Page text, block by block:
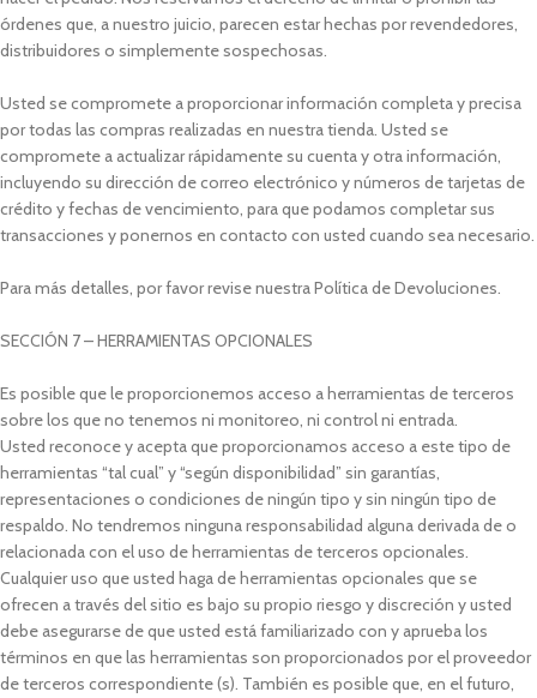
órdenes que, a nuestro juicio, parecen estar hechas por revendedores,
distribuidores o simplemente sospechosas.
Usted se compromete a proporcionar información completa y precisa
por todas las compras realizadas en nuestra tienda. Usted se
compromete a actualizar rápidamente su cuenta y otra información,
incluyendo su dirección de correo electrónico y números de tarjetas de
crédito y fechas de vencimiento, para que podamos completar sus
transacciones y ponernos en contacto con usted cuando sea necesario.
Para más detalles, por favor revise nuestra Política de Devoluciones.
SECCIÓN 7 – HERRAMIENTAS OPCIONALES
Es posible que le proporcionemos acceso a herramientas de terceros
sobre los que no tenemos ni monitoreo, ni control ni entrada.
Usted reconoce y acepta que proporcionamos acceso a este tipo de
herramientas “tal cual” y “según disponibilidad” sin garantías,
representaciones o condiciones de ningún tipo y sin ningún tipo de
respaldo. No tendremos ninguna responsabilidad alguna derivada de o
relacionada con el uso de herramientas de terceros opcionales.
Cualquier uso que usted haga de herramientas opcionales que se
ofrecen a través del sitio es bajo su propio riesgo y discreción y usted
debe asegurarse de que usted está familiarizado con y aprueba los
términos en que las herramientas son proporcionados por el proveedor
de terceros correspondiente (s). También es posible que, en el futuro,